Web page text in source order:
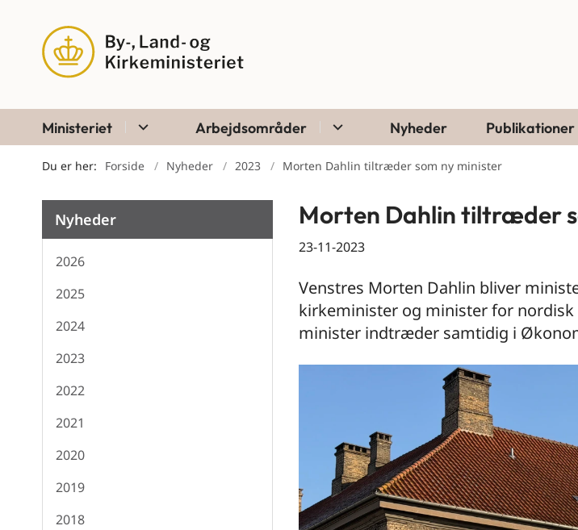
Ministeriet Arbejdsområder Nyheder Publikationer
Du er her: Forside Nyheder 2023 Morten Dahlin tiltræder som ny minister
Nyheder
2026
2025
2024
2023
2022
2021
2020
2019
2018
Morten Dahlin tiltræder
23-11-2023
Venstres Morten Dahlin bliver
kirkeminister og minister for nordisk
minister indtræder samtidig i